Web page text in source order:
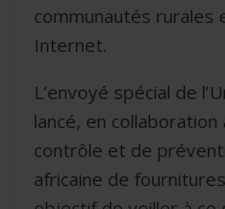
communautés rurales
Internet.
L’envoyé spécial de
lancé, en
contrôle et de
africaine de